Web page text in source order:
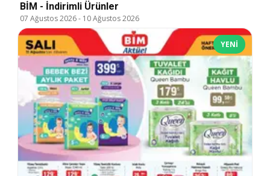
BİM - İndirimli Ürünler
07 Ağustos 2026- 10 Ağustos 2026
YENI